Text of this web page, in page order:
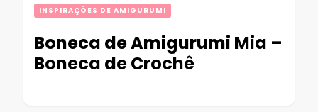
INSPIRAÇÕES DE AMIGURUMI
Boneca de Amigurumi Mia –
Boneca de Crochê